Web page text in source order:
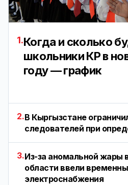
1.Когда и сколько
школьники КР в
году — график
2.В Кыргызстане
следователей при
3.Из-за аномальной жары
области ввели
электроснабжения